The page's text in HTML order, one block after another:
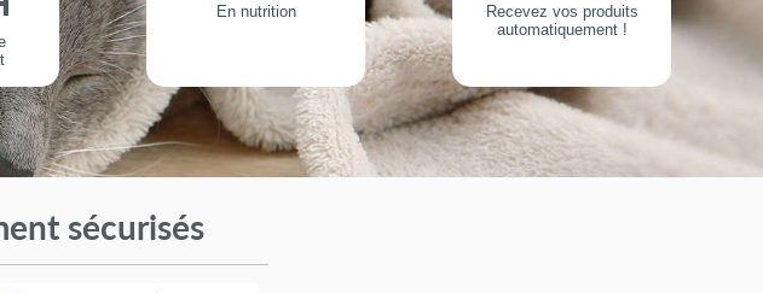
En nutrition
Recevez vos produits
automatiquement !
sécurisés